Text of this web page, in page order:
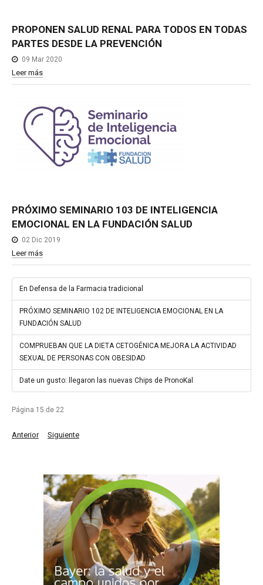
PROPONEN SALUD RENAL PARA TODOS EN TODAS
PARTES DESDE LA PREVENCIÓN
09 Mar 2020
Leer más
PRÓXIMO SEMINARIO 103 DE INTELIGENCIA
EMOCIONAL EN LA FUNDACIÓN SALUD
02 Dic 2019
Leer más
En Defensa de la Farmacia tradicional
PRÓXIMO SEMINARIO 102 DE INTELIGENCIA EMOCIONAL EN LA
FUNDACIÓN SALUD
COMPRUEBAN QUE LA DIETA CETOGÉNICA MEJORA LA ACTIVIDAD
SEXUAL DE PERSONAS CON OBESIDAD
Date un gusto: llegaron las nuevas Chips de PronoKal
Página 15 de 22
Anterior Siguiente